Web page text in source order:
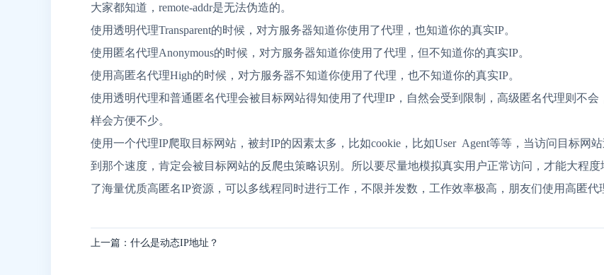
大家都知道，remote-addr是无法伪造的。
使用透明代理Transparent的时候，对方服务器知道你使用了代理，也知道你的真实IP。
使用匿名代理Anonymous的时候，对方服务器知道你使用了代理，但不知道你的真实IP。
使用高匿名代理High的时候，对方服务器不知道你使用了代理，也不知道你的真实IP。
使用透明代理和普通匿名代理会被目标网站得知使用了代理IP，自然会受到限制，高级匿名代理则不
样会方便不少。
使用一个代理IP爬取目标网站，被封IP的因素太多，比如cookie，比如User Agent等等，当访问目标网
到那个速度，肯定会被目标网站的反爬虫策略识别。
所以要尽量地模拟真实用户正常访问，才能大程
了海量优质高匿名IP资源，可以多线程同时进行工作，不限并发数，工作效率极高，朋友们使用高匿代
上一篇：什么是动态IP地址？